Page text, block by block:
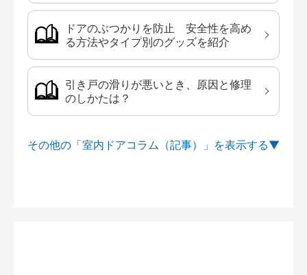
ドアのぶつかりを防止 安全性を高め
る方法やタイプ別のグッズを紹介
引き戸の滑りが悪いとき、原因と修理
のしかたは？
その他の「室内ドアコラム（記事）」を